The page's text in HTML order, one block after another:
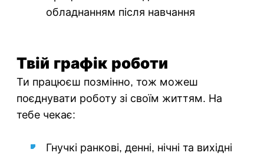
обладнанням після навчання
Твій графік роботи
Ти працюєш позмінно, тож можеш
поєднувати роботу зі своїм життям. На
тебе чекає:
Гнучкі ранкові, денні, нічні та вихідні